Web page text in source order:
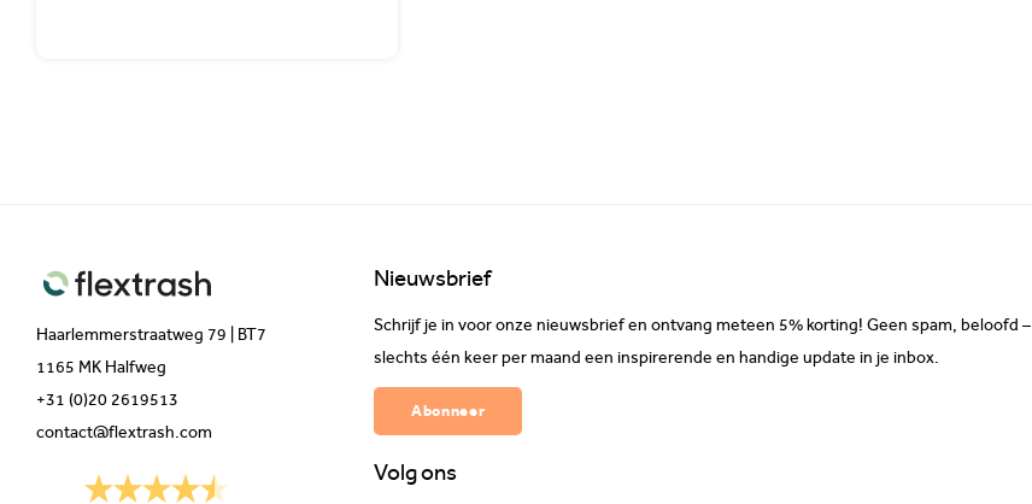
Haarlemmerstraatweg 79 | BT7
1165 MK Halfweg
+31 (0)20 2619513
contact@flextrash.com
Nieuwsbrief
Schrijf je in voor onze nieuwsbrief en ontvang meteen 5% korting! Geen spam, beloofd –
slechts één keer per maand een inspirerende en handige update in je inbox.
Abonneer
Volg ons